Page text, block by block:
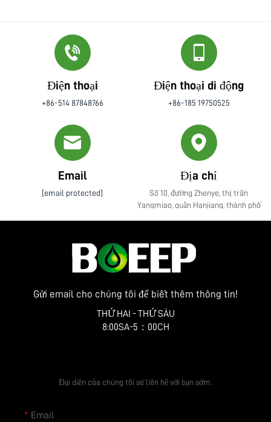
Điện thoại
+86-514 87848766
Điện thoại di động
+86-185 19750525
Email
[email protected]
Địa chỉ
Số 10, đường Zhenye, thị trấn
Yangmiao, quận Hanjiang, thành phố
Gửi email cho chúng tôi để biết thêm thông tin!
THỨ HAI - THỨ SÁU
8:00SA-5：00CH
Đại diện của chúng tôi sẽ liên hệ với bạn sớm.
Email